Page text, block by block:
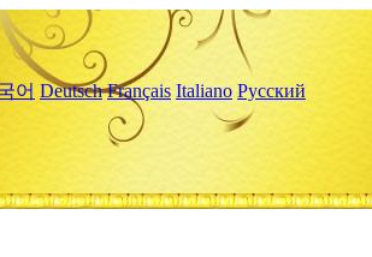
어 Deutsch Français Italiano Русский